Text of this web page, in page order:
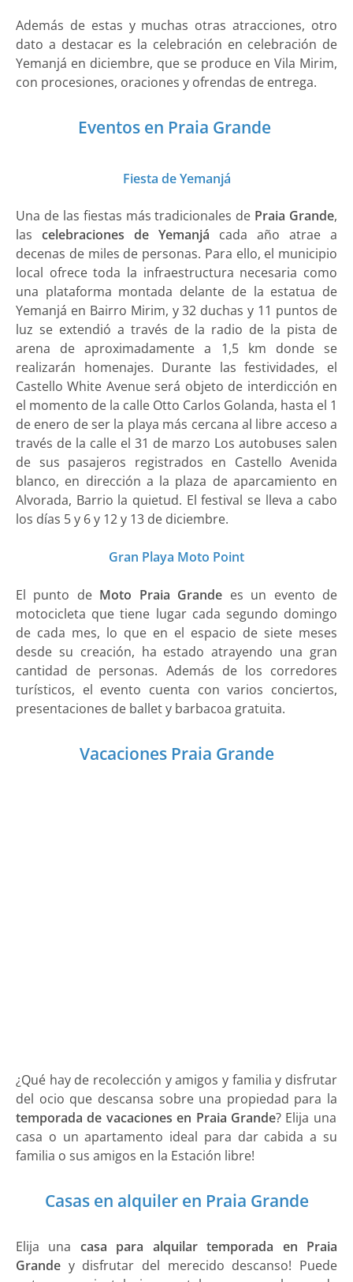
Además de estas y muchas otras atracciones, otro
dato a destacar es la celebración en celebración de
Yemanjá en diciembre, que se produce en Vila Mirim,
con procesiones, oraciones y ofrendas de entrega.
Eventos en Praia Grande
Fiesta de Yemanjá
Una de las fiestas más tradicionales de Praia Grande,
las celebraciones de Yemanjá cada año atrae a
decenas de miles de personas. Para ello, el municipio
local ofrece toda la infraestructura necesaria como
una plataforma montada delante de la estatua de
Yemanjá en Bairro Mirim, y 32 duchas y 11 puntos de
luz se extendió a través de la radio de la pista de
arena de aproximadamente a 1,5 km donde se
realizarán homenajes. Durante las festividades, el
Castello White Avenue será objeto de interdicción en
el momento de la calle Otto Carlos Golanda, hasta el 1
de enero de ser la playa más cercana al libre acceso a
través de la calle el 31 de marzo Los autobuses salen
de sus pasajeros registrados en Castello Avenida
blanco, en dirección a la plaza de aparcamiento en
Alvorada, Barrio la quietud. El festival se lleva a cabo
los días 5 y 6 y 12 y 13 de diciembre.
Gran Playa Moto Point
El punto de Moto Praia Grande es un evento de
motocicleta que tiene lugar cada segundo domingo
de cada mes, lo que en el espacio de siete meses
desde su creación, ha estado atrayendo una gran
cantidad de personas. Además de los corredores
turísticos, el evento cuenta con varios conciertos,
presentaciones de ballet y barbacoa gratuita.
Vacaciones Praia Grande
¿Qué hay de recolección y amigos y familia y disfrutar
del ocio que descansa sobre una propiedad para la
temporada de vacaciones en Praia Grande? Elija una
casa o un apartamento ideal para dar cabida a su
familia o sus amigos en la Estación libre!
Casas en alquiler en Praia Grande
Elija una casa para alquilar temporada en Praia
Grande y disfrutar del merecido descanso! Puede